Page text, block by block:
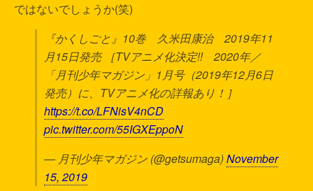
ではないでしょうか(笑)
『かくしごと』10巻 久米田康治 2019年11
月15日発売 ［TVアニメ化決定!! 2020年／
「月刊少年マガジン」1月号（2019年12月6日
発売）に、TVアニメ化の詳報あり！］
https://t.co/LFNisV4nCD
pic.twitter.com/55IGXEppoN
— 月刊少年マガジン (@getsumaga)November
15, 2019